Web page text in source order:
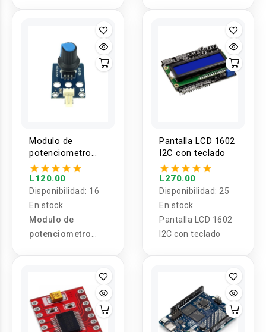
Modulo de
potenciometro
10K
L120.00
Disponibilidad: 16
En stock
Modulo de
potenciometro
Pantalla LCD 1602
I2C con teclado
L270.00
Disponibilidad: 25
En stock
Pantalla LCD 1602
I2C con teclado